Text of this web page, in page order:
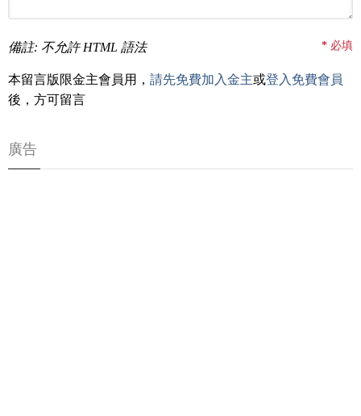
備註: 不允許 HTML 語法 * 必填
本留言版限金主會員用， 請先免費加入金主或登入免費會員
後，方可留言
廣告